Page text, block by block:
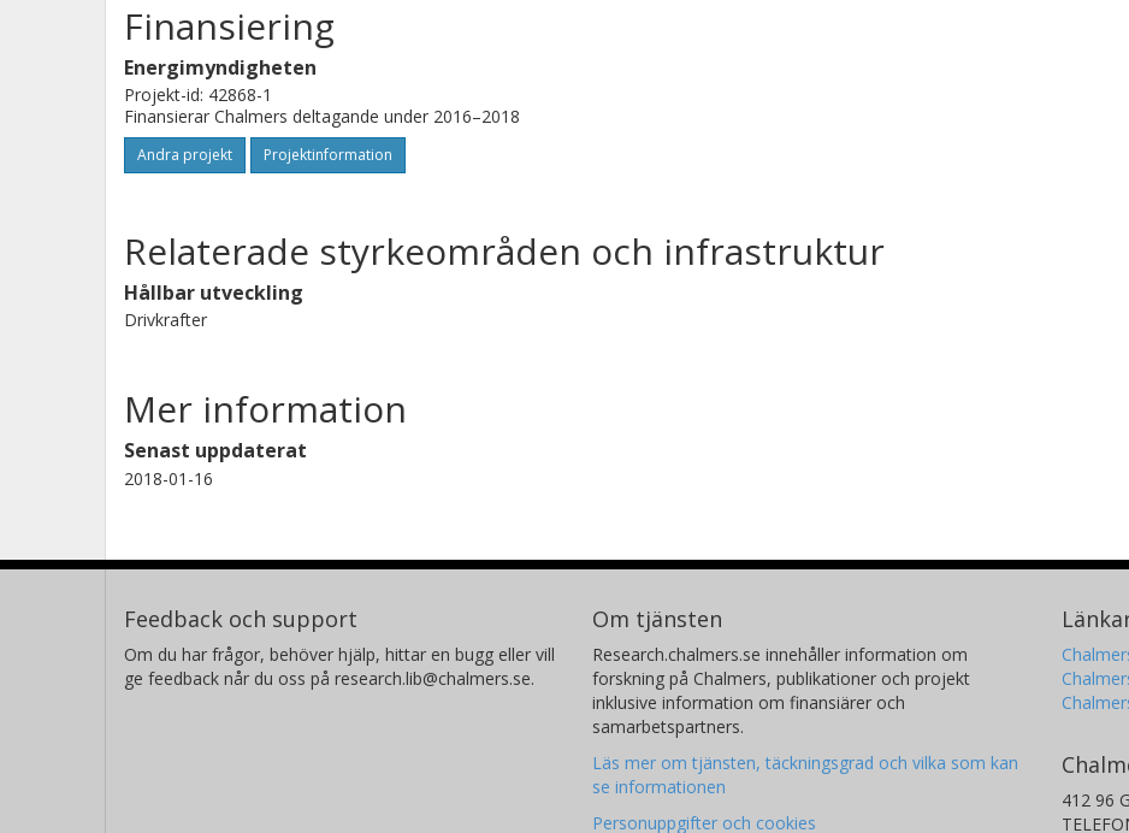
Finansiering
Energimyndigheten
Projekt-id: 42868-1
Finansierar Chalmers deltagande under 2016–2018
Andra projekt Projektinformation
Relaterade styrkeområden och infrastruktur
Hållbar utveckling
Drivkrafter
Mer information
Senast uppdaterat
2018-01-16
Feedback och support
Om du har frågor, behöver hjälp, hittar en bugg eller vill
ge feedback når du oss på research.lib@chalmers.se.
Om tjänsten
Research.chalmers.se innehåller information om
forskning på Chalmers, publikationer och projekt
inklusive information om finansiärer och
samarbetspartners.
Läs mer om tjänsten, täckningsgrad och vilka som kan
se informationen
Personuppgifter och cookies
412 96